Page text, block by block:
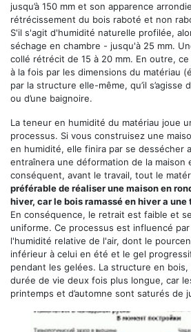
jusqu’à 150 mm et son apparence
rétrécissement du bois raboté et non
S'il s'agit d'humidité naturelle profilée,
séchage en chambre - jusqu'à 25 mm.
collé rétrécit de 15 à 20 mm. En outre,
à la fois par les dimensions du matériau
par la structure elle-même, qu’il s’agisse
ou d’une baignoire.
La teneur en humidité du matériau joue
processus. Si vous construisez une
en humidité, elle finira par se dessécher
entraînera une déformation de la maison
conséquent, avant le travail, tout le
préférable de réaliser une maison en
hiver, car le bois ramassé en hiver a
En conséquence, le retrait est faible et
uniforme. Ce processus est influencé
l'humidité relative de l'air, dont le
inférieur à celui en été et le gel
pendant les gelées. La structure en
durée de vie deux fois plus longue, car
printemps et d’automne sont saturés de